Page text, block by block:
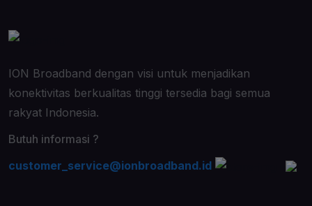
ION Broadband dengan visi untuk menjadikan
konektivitas berkualitas tinggi tersedia bagi semua
rakyat Indonesia.
Butuh informasi ?
customer_service@ionbroadband.id